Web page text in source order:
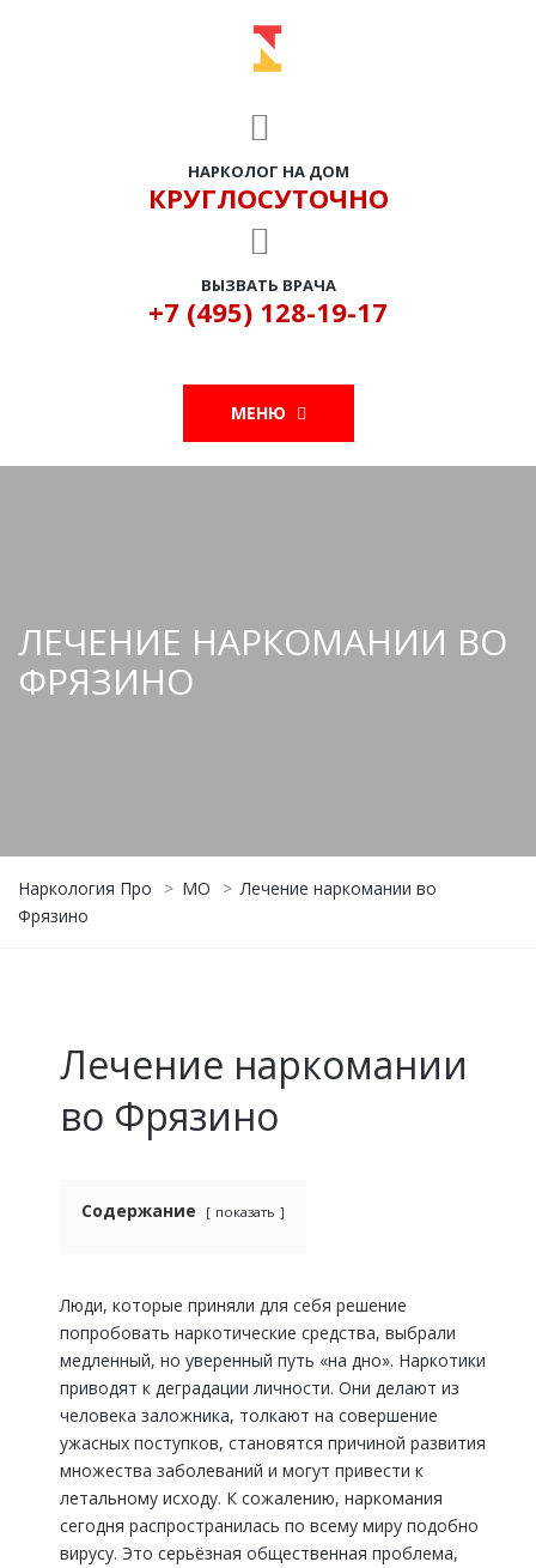
НАРКОЛОГ НА ДОМ
КРУГЛОСУТОЧНО
ВЫЗВАТЬ ВРАЧА
+7 (495) 128-19-17
МЕНЮ
ЛЕЧЕНИЕ НАРКОМАНИИ ВО
ФРЯЗИНО
Наркология Про > МО > Лечение наркомании во
Фрязино
Лечение наркомании
во Фрязино
Содержание показать
Люди, которые приняли для себя решение
попробовать наркотические средства, выбрали
медленный, но уверенный путь «на дно». Наркотики
приводят к деградации личности. Они делают из
человека заложника, толкают на совершение
ужасных поступков, становятся причиной развития
множества заболеваний и могут привести к
летальному исходу. К сожалению, наркомания
сегодня распространилась по всему миру подобно
вирусу. Это серьёзная общественная проблема,